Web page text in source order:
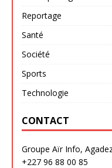
Reportage
Santé
Société
Sports
Technologie
CONTACT
Groupe Aïr Info,
+227 96 88 00 85